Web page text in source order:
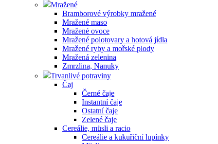
Mražené
Bramborové výrobky mražené
Mražené maso
Mražené ovoce
Mražené polotovary a hotová jídla
Mražené ryby a mořské plody
Mražená zelenina
Zmrzlina, Nanuky
Trvanlivé potraviny
Čaj
Černé čaje
Instantní čaje
Ostatní čaje
Zelené čaje
Cereálie, müsli a racio
Cereálie a kukuřiční lupínky